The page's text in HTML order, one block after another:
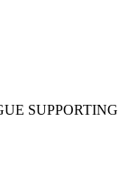
SUPPORTING